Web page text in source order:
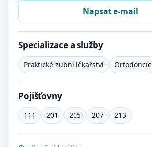
Napsat e-mail
Specializace a služby
Praktické zubní lékařství Ortodoncie
Pojišťovny
111 201 205 207 213